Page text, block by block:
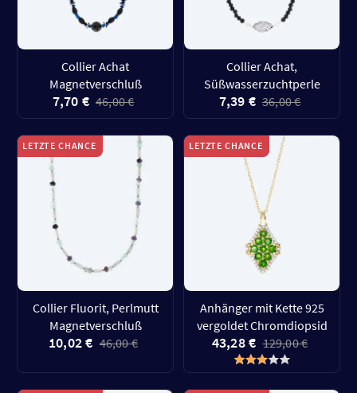
Collier Achat
Magnetverschluß
7,70 € 46,00 €
Collier Achat,
Süßwasserzuchtperle
7,39 € 36,00 €
LETZTE CHANCE
Collier Fluorit, Perlmutt
Magnetverschluß
10,02 € 46,00 €
LETZTE CHANCE
Anhänger mit Kette 925
vergoldet Chromdiopsid
43,28 € 129,00 €